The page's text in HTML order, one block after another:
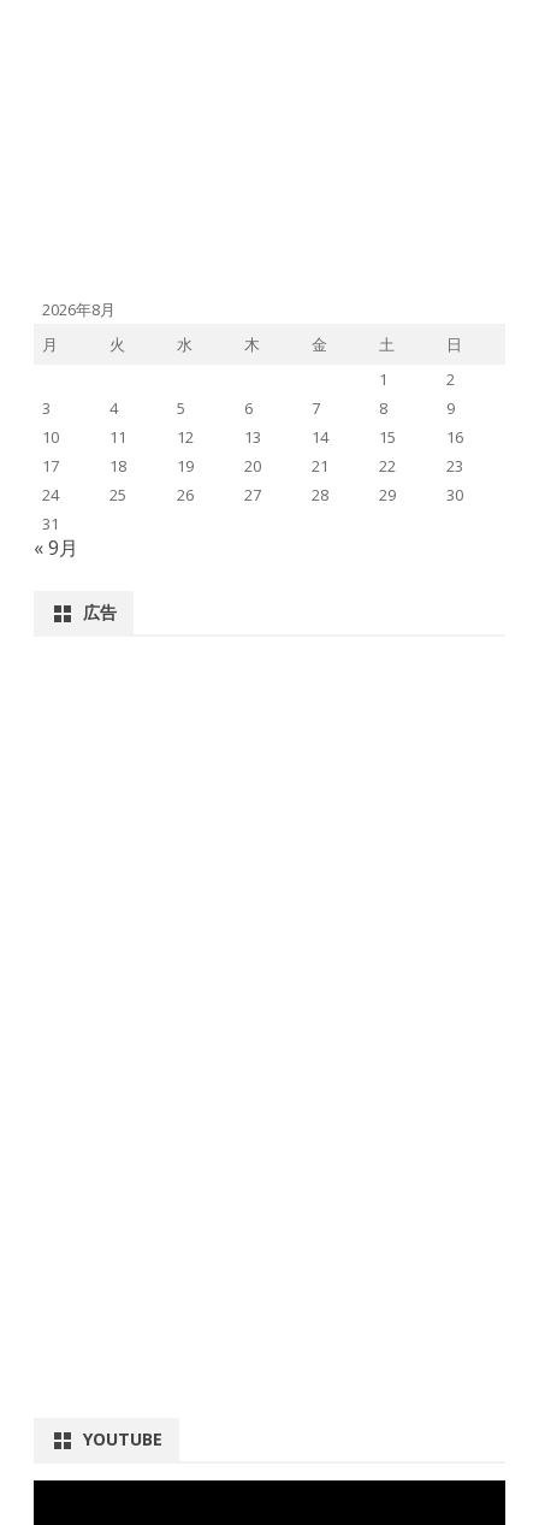
2026年8月
月
火 水 木 金 土
日
1
2
3
4 5 6 7 8
9
10
11 12 13 14 15
16
17
18 19 20 21 22
23
24
25 26 27 28 29
30
31
« 9月
広告
YOUTUBE
動